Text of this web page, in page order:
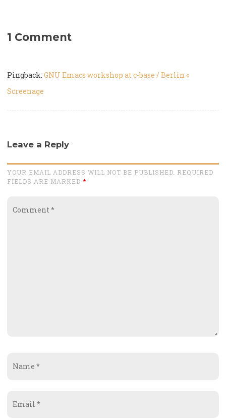
1 Comment
Pingback: GNU Emacs workshop at c-base / Berlin «
Screenage
Leave a Reply
YOUR EMAIL ADDRESS WILL NOT BE PUBLISHED. REQUIRED
FIELDS ARE MARKED *